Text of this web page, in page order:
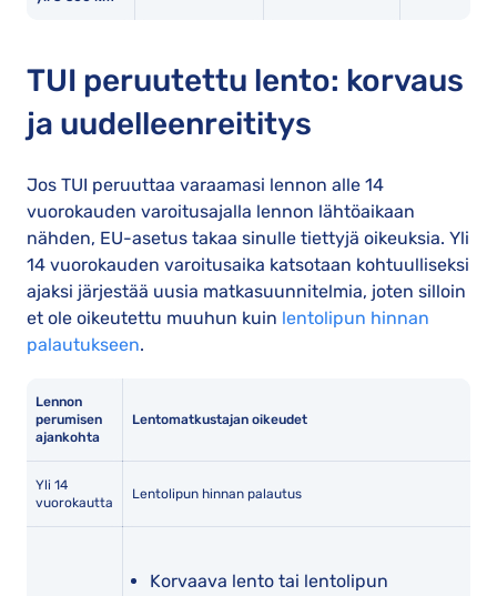
TUI peruutettu lento: korvaus
ja uudelleenreititys
Jos TUI peruuttaa varaamasi lennon alle 14
vuorokauden varoitusajalla lennon lähtöaikaan
nähden, EU-asetus takaa sinulle tiettyjä oikeuksia. Yli
14 vuorokauden varoitusaika katsotaan kohtuulliseksi
ajaksi järjestää uusia matkasuunnitelmia, joten silloin
et ole oikeutettu muuhun kuin lentolipun hinnan
palautukseen.
Lennon
perumisen
ajankohta
Lentomatkustajan oikeudet
Yli 14
vuorokautta
Lentolipun hinnan palautus
Korvaava lento tai lentolipun